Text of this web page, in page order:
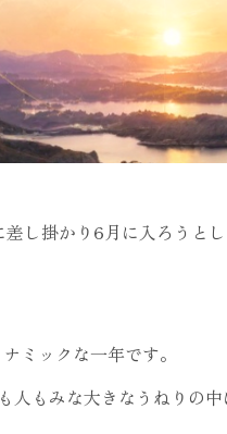
し掛かり6月に入ろうとし
ミックな一年です。
人もみな大きなうねりの中